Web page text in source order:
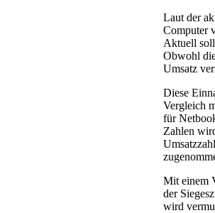
Laut der
Computer
Aktuell
Obwohl
Umsatz
Diese
Vergleich
für
Zahlen
Mit einem
der
wird